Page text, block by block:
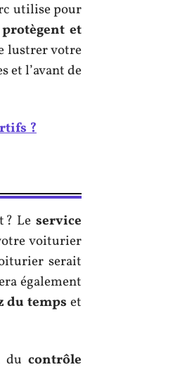
utilise pour
protègent et
lustrer votre
et l’avant de
?
? Le service
voiturier
serait
également
du temps et
du contrôle